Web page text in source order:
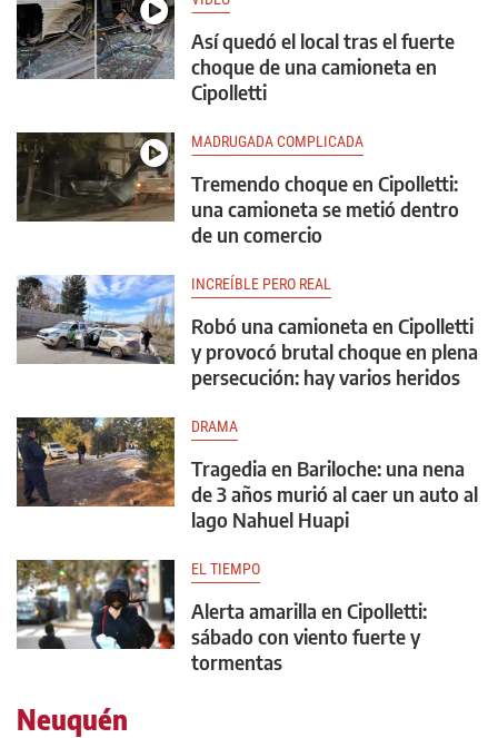
Así quedó el local tras el fuerte
choque de una camioneta en
Cipolletti
MADRUGADA COMPLICADA
Tremendo choque en Cipolletti:
una camioneta se metió dentro
de un comercio
INCREÍBLE PERO REAL
Robó una camioneta en Cipolletti
y provocó brutal choque en plena
persecución: hay varios heridos
DRAMA
Tragedia en Bariloche: una nena
de 3 años murió al caer un auto al
lago Nahuel Huapi
EL TIEMPO
Alerta amarilla en Cipolletti:
sábado con viento fuerte y
tormentas
Neuquén